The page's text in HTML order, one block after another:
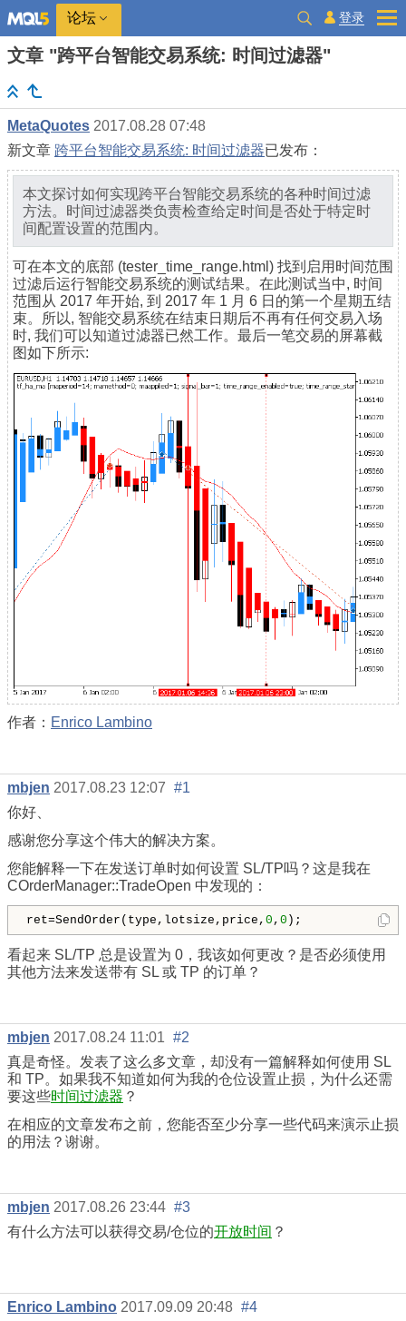
论坛 登录
文章 "跨平台智能交易系统: 时间过滤器"
MetaQuotes 2017.08.28 07:48
新文章 跨平台智能交易系统: 时间过滤器已发布：
本文探讨如何实现跨平台智能交易系统的各种时间过滤
方法。时间过滤器类负责检查给定时间是否处于特定时
间配置设置的范围内。
可在本文的底部 (tester_time_range.html) 找到启用时间范围
过滤后运行智能交易系统的测试结果。在此测试当中, 时间
范围从 2017 年开始, 到 2017 年 1 月 6 日的第一个星期五结
束。所以, 智能交易系统在结束日期后不再有任何交易入场
时, 我们可以知道过滤器已然工作。最后一笔交易的屏幕截
图如下所示:
作者： Enrico Lambino
mbjen 2017.08.23 12:07 #1
你好、
感谢您分享这个伟大的解决方案。
您能解释一下在发送订单时如何设置 SL/TP吗？这是我在
COrderManager::TradeOpen 中发现的：
ret=SendOrder(type,lotsize,price, 0 , 0 );
看起来 SL/TP 总是设置为 0，我该如何更改？是否必须使用
其他方法来发送带有 SL 或 TP 的订单？
mbjen 2017.08.24 11:01 #2
真是奇怪。发表了这么多文章，却没有一篇解释如何使用 SL
和 TP。如果我不知道如何为我的仓位设置止损，为什么还需
要这些时间过滤器 ？
在相应的文章发布之前，您能否至少分享一些代码来演示止损
的用法？谢谢。
mbjen 2017.08.26 23:44 #3
有什么方法可以获得交易/仓位的开放时间 ？
Enrico Lambino 2017.09.09 20:48 #4